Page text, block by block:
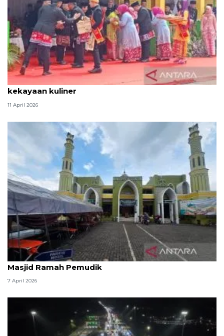
Tradisi hantaran Lebaran Betawi simbol bakti dan
kekayaan kuliner
11 April 2026
Kemenag: 3,5 juta orang manfaatkan layanan
Masjid Ramah Pemudik
7 April 2026